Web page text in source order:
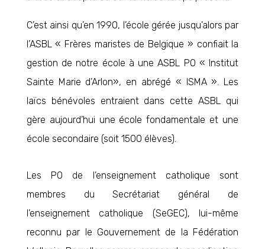
C’est ainsi qu’en 1990, l’école gérée jusqu’alors par
l’ASBL « Frères maristes de Belgique » confiait la
gestion de notre école à une ASBL PO « Institut
Sainte Marie d’Arlon», en abrégé « ISMA ». Les
laïcs bénévoles entraient dans cette ASBL qui
gère aujourd’hui une école fondamentale et une
école secondaire (soit 1500 élèves).
Les PO de l’enseignement catholique sont
membres du Secrétariat général de
l’enseignement catholique (SeGEC), lui-même
reconnu par le Gouvernement de la Fédération